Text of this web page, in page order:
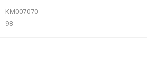
KM007070
98